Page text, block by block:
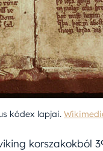
kódex lapjai.
korszakokból